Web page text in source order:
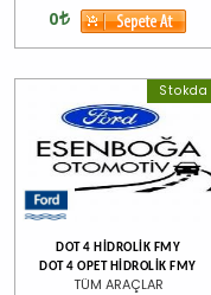
0
Stokda
DOT 4 HİDROLİK FMY
DOT 4 OPET HİDROLİK FMY
TÜM ARAÇLAR